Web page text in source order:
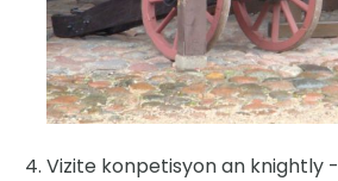
Vizite konpetisyon an knightly